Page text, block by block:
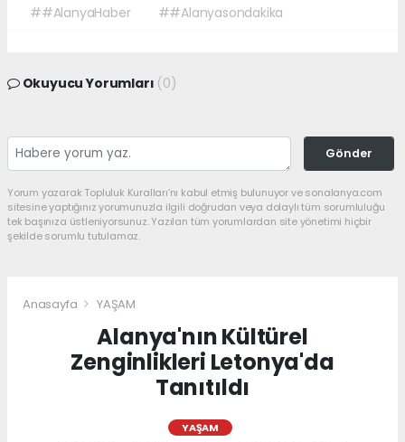
##AlanyaHaber
##Alanyasondakika
Okuyucu Yorumları (0)
Gönder
Yorum yazarak Topluluk Kuralları’nı kabul etmiş bulunuyor ve sonalanya.com
sitesine yaptığınız yorumunuzla ilgili doğrudan veya dolaylı tüm sorumluluğu
tek başınıza üstleniyorsunuz. Yazılan tüm yorumlardan site yönetimi hiçbir
şekilde sorumlu tutulamaz.
Anasayfa YAŞAM
Alanya'nın Kültürel
Zenginlikleri Letonya'da
Tanıtıldı
YAŞAM